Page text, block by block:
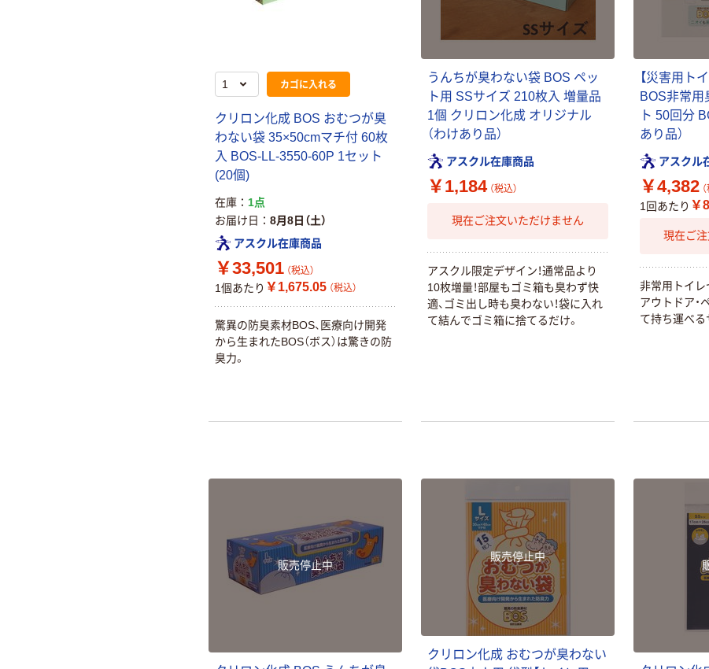
カゴに入れる
クリロン化成 BOS おむつが臭
わない袋 35×50cmマチ付 60枚
入 BOS-LL-3550-60P 1セット
(20個)
在庫
1点
お届け日
8月8日（土）
アスクル在庫商品
￥33,501 （税込）
1個あたり ￥1,675.05 （税込）
驚異の防臭素材BOS、医療向け開発
から生まれたBOS（ボス）は驚きの防
臭力。
うんちが臭わない袋 BOS ペッ
ト用 SSサイズ 210枚入 増量品
1個 クリロン化成 オリジナル
（わけあり品）
アスクル在庫商品
￥1,184 （税込）
現在ご注文いただけません
アスクル限定デザイン！通常品より
10枚増量！部屋もゴミ箱も臭わず快
適、ゴミ出し時も臭わない！袋に入れ
て結んでゴミ箱に捨てるだけ。
【災害用ト
BOS非常用
ト 50回分
あり品）
アスクル
￥4,382
1回あたり ￥
現在ご
非常用トイレ
アウトドア・
て持ち運べる
販売停止中
販売停止中
クリロン化成 おむつが臭わない